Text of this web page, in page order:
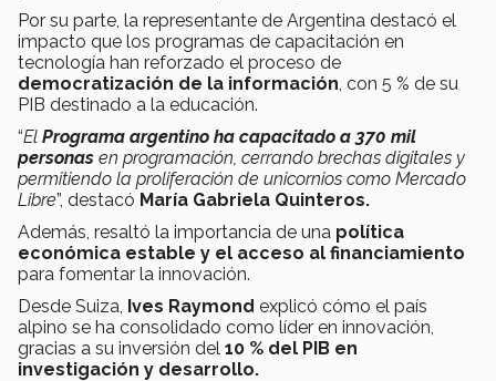
Por su parte, la representante de Argentina destacó el
impacto que los programas de capacitación en
tecnología han reforzado el proceso de
democratización de la información , con 5 % de su
PIB destinado a la educación.
“El Programa argentino ha capacitado a 370 mil
personas en programación, cerrando brechas digitales y
permitiendo la proliferación de unicornios como Mercado
Libre”, destacó María Gabriela Quinteros.
Además, resaltó la importancia de una política
económica estable y el acceso al financiamiento
para fomentar la innovación.
Desde Suiza, Ives Raymond explicó cómo el país
alpino se ha consolidado como líder en innovación,
gracias a su inversión del 10 % del PIB en
investigación y desarrollo.